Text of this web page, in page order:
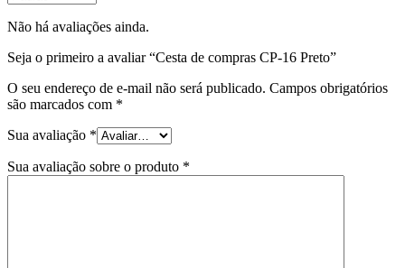
Não há avaliações ainda.
Seja o primeiro a avaliar “Cesta de compras CP-16 Preto”
O seu endereço de e-mail não será publicado. Campos obrigatórios
são marcados com *
Sua avaliação *
Sua avaliação sobre o produto *